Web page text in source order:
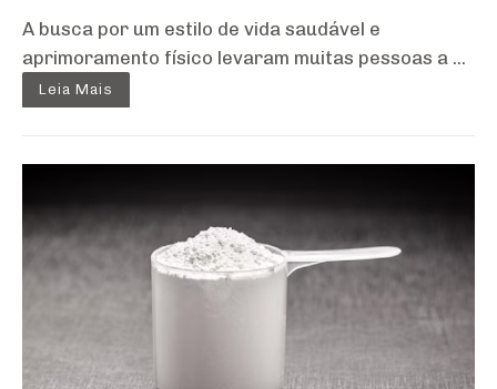
A busca por um estilo de vida saudável e
aprimoramento físico levaram muitas pessoas a ...
Leia Mais